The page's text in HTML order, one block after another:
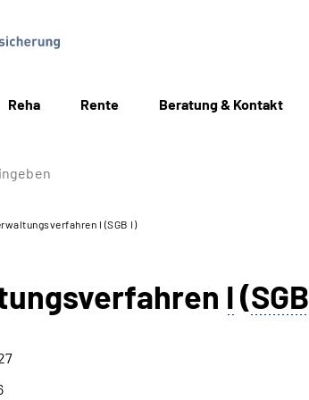
Reha Rente Beratung & Kontakt
I (SGB I)
I(SGB